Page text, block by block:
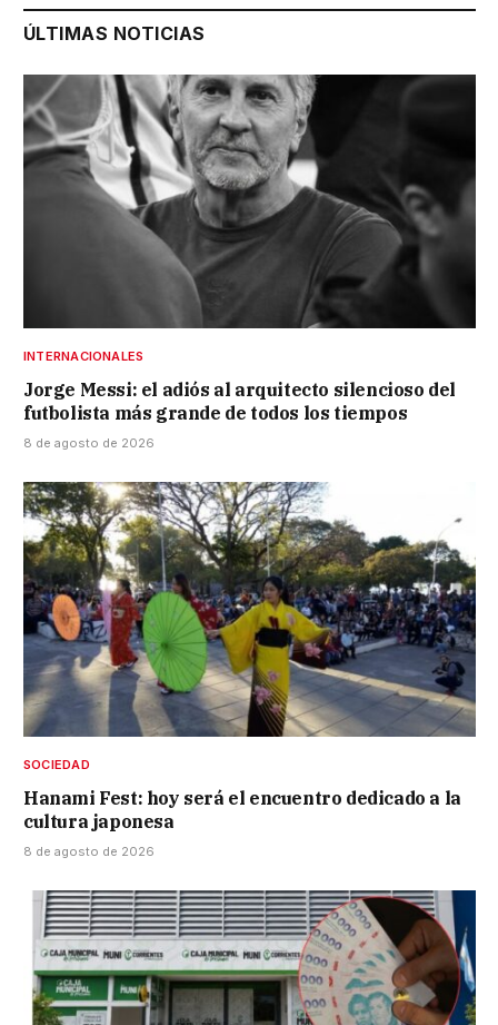
ÚLTIMAS NOTICIAS
INTERNACIONALES
Jorge Messi: el adiós al arquitecto silencioso del
futbolista más grande de todos los tiempos
8 de agosto de 2026
SOCIEDAD
Hanami Fest: hoy será el encuentro dedicado a la
cultura japonesa
8 de agosto de 2026